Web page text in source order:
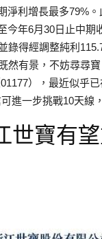
淨利增長最多79%
今年6月30日止中期
錄得經調整純利
然有景，不妨尋尋
），最近似乎
進一步挑戰10天線
世寶有